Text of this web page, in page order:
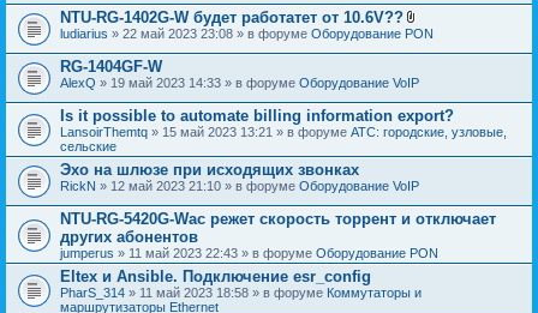
о
ж
е
н
и
я
NTU-RG-1402G-W будет работатет от 10.6V??
В
о
е
н
и
я
ludiarius » 22 май 2023 23:08 » в форуме Оборудование PON
RG-1404GF-W
AlexQ » 19 май 2023 14:33 » в форуме Оборудование VoIP
Is it possible to automate billing information export?
LansoirThemtq » 15 май 2023 13:21 » в форуме АТС: городские, узловые,
сельские
Эхо на шлюзе при исходящих звонках
RickN » 12 май 2023 21:10 » в форуме Оборудование VoIP
NTU-RG-5420G-Wac режет скорость торрент и отключает
других абонентов
jumperus » 11 май 2023 22:43 » в форуме Оборудование PON
Eltex и Ansible. Подключение esr_config
PharS_314 » 11 май 2023 18:58 » в форуме Коммутаторы и
маршрутизаторы Ethernet